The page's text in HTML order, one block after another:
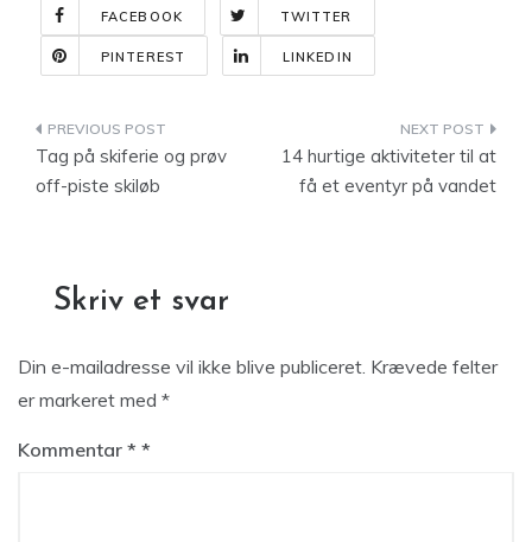
FACEBOOK TWITTER
PINTEREST LINKEDIN
Indlægsnavigation
Tag på skiferie og prøv
off-piste skiløb
14 hurtige aktiviteter til at
få et eventyr på vandet
Skriv et svar
Din e-mailadresse vil ikke blive publiceret. Krævede felter
er markeret med *
Kommentar *